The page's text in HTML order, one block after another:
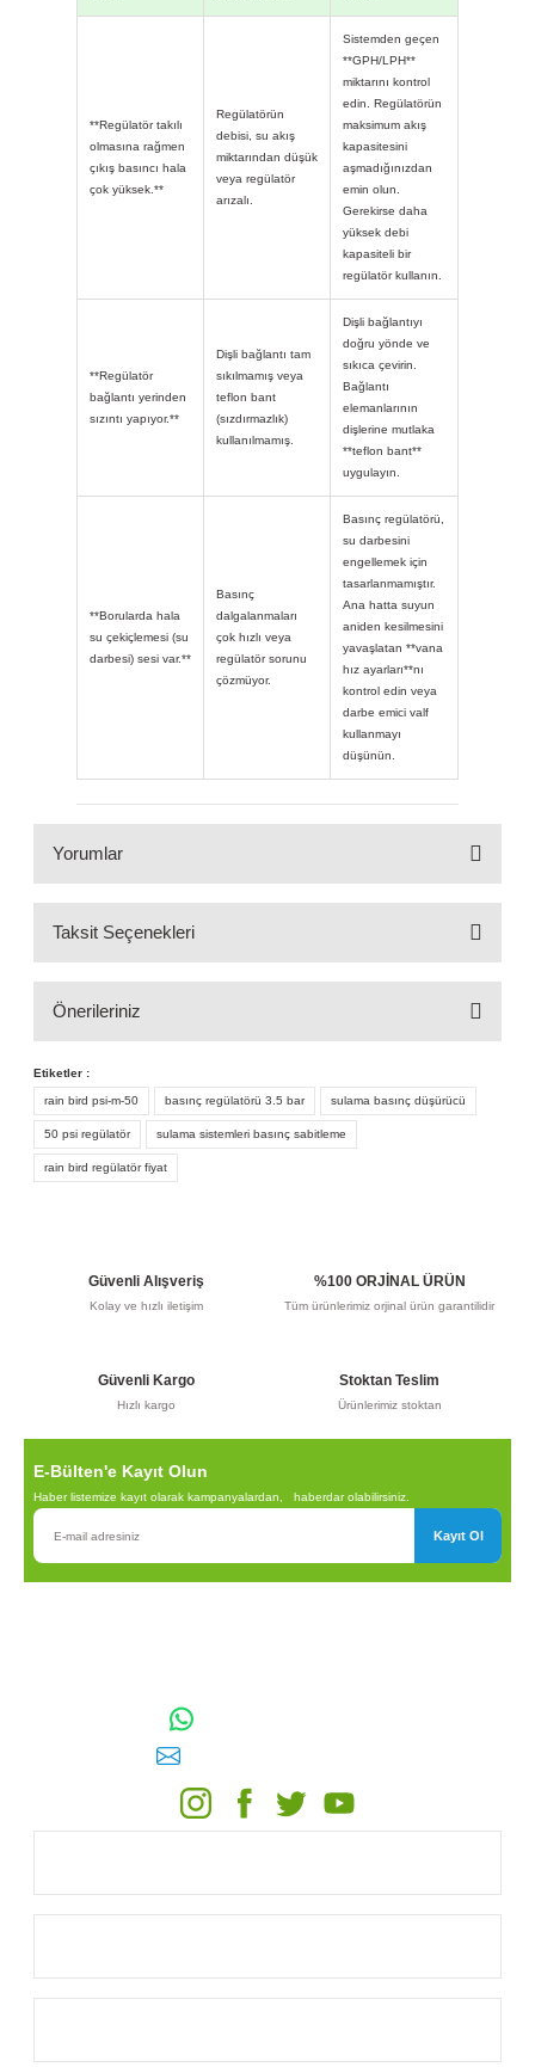
**Regülatör takılı
olmasına rağmen
çıkış basıncı hala
çok yüksek.**
Regülatörün
debisi, su akış
miktarından düşük
veya regülatör
arızalı.
Sistemden geçen
**GPH/LPH**
miktarını kontrol
edin. Regülatörün
maksimum akış
kapasitesini
aşmadığınızdan
emin olun.
Gerekirse daha
yüksek debi
kapasiteli bir
regülatör kullanın.
**Regülatör
bağlantı yerinden
sızıntı yapıyor.**
Dişli bağlantı tam
sıkılmamış veya
teflon bant
(sızdırmazlık)
kullanılmamış.
Dişli bağlantıyı
doğru yönde ve
sıkıca çevirin.
Bağlantı
elemanlarının
dişlerine mutlaka
**teflon bant**
uygulayın.
**Borularda hala
su çekiçlemesi (su
darbesi) sesi var.**
Basınç
dalgalanmaları
çok hızlı veya
regülatör sorunu
çözmüyor.
Basınç regülatörü,
su darbesini
engellemek için
tasarlanmamıştır.
Ana hatta suyun
aniden kesilmesini
yavaşlatan **vana
hız ayarları**nı
kontrol edin veya
darbe emici valf
kullanmayı
düşünün.
Yorumlar
Taksit Seçenekleri
Önerileriniz
Bu ürünün fiyat bilgisi, resim, ürün açıklamalarında ve
diğer konularda yetersiz gördüğünüz noktaları öneri
formunu kullanarak tarafımıza iletebilirsiniz.
Görüş ve önerileriniz için teşekkür ederiz.
Ürün fiyatı diğer sitelerden daha pahalı.
Gönder
Etiketler :
rain bird psi-m-50 basınç regülatörü 3.5 bar sulama basınç düşürücü
50 psi regülatör sulama sistemleri basınç sabitleme
rain bird regülatör fiyat
Güvenli Alışveriş
Kolay ve hızlı iletişim
%100 ORJİNAL ÜRÜN
Tüm ürünlerimiz orjinal ürün garantilidir
Güvenli Kargo
Hızlı kargo
Stoktan Teslim
Ürünlerimiz stoktan
E-Bülten'e Kayıt Olun
Haber listemize kayıt olarak kampanyalardan, haberdar olabilirsiniz.
Kayıt Ol